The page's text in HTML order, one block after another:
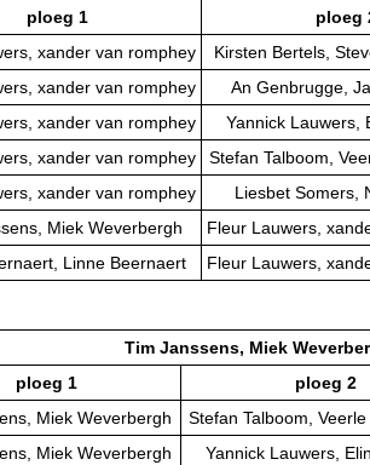
ploeg 1
ploeg
xander van romphey
Kirsten Bertels,
xander van romphey
An Genbrugge,
xander van romphey
Yannick Lauwers,
xander van romphey
Stefan Talboom,
xander van romphey
Liesbet Somers,
Miek Weverbergh
Fleur Lauwers,
Linne Beernaert Fleur Lauwers,
Tim Janssens, Miek
ploeg 1
ploeg 2
Miek Weverbergh
Stefan Talboom,
Miek Weverbergh
Yannick Lauwers,